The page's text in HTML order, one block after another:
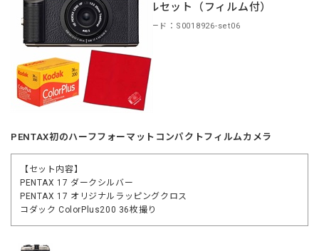
ジナルセット（フィルム付）
商品コード：S0018926-set06
PENTAX初のハーフフォーマットコンパクトフィルムカメラ
【セット内容】
PENTAX 17 ダークシルバー
PENTAX 17 オリジナルラッピングクロス
コダック ColorPlus200 36枚撮り